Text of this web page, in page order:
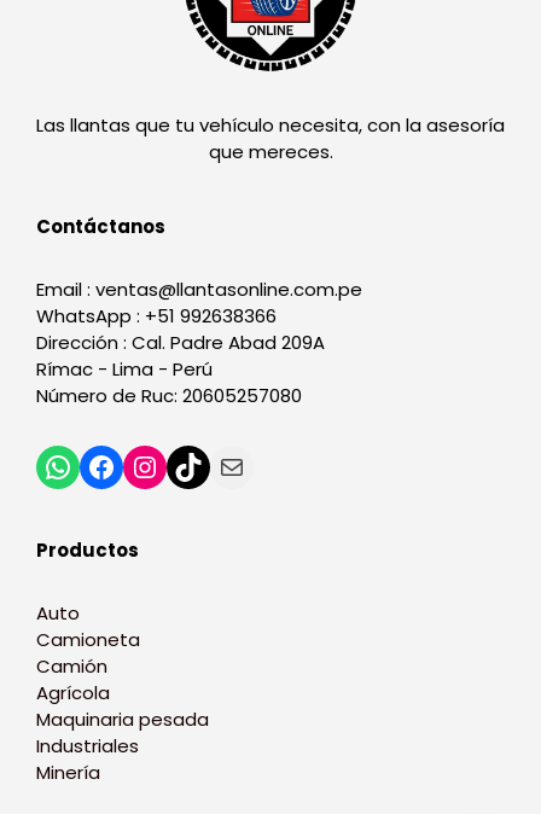
Las llantas que tu vehículo necesita, con la asesoría
que mereces.
Contáctanos
Email : ventas@llantasonline.com.pe
WhatsApp : +51 992638366
Dirección : Cal. Padre Abad 209A
Rímac - Lima - Perú
Número de Ruc: 20605257080
WhatsApp
Facebook
Instagram
TikTokCorreo electrónico
Productos
Auto
Camioneta
Camión
Agrícola
Maquinaria pesada
Industriales
Minería